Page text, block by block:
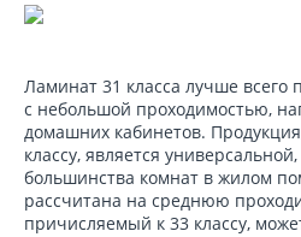
Ламинат 31 класса лучше
с небольшой проходимостью,
домашних кабинетов.
классу, является
большинства комнат в жилом
рассчитана на среднюю
причисляемый к 33 классу,